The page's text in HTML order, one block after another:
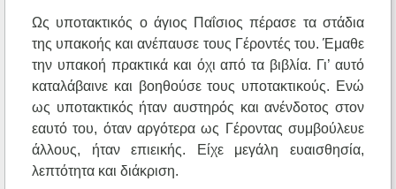
Ως υποτακτικός ο άγιος Παΐσιος πέρασε τα στάδια
της υπακοής και ανέπαυσε τους Γέροντές του. Έμαθε
την υπακοή πρακτικά και όχι από τα βιβλία. Γι’ αυτό
καταλάβαινε και βοηθούσε τους υποτακτικούς. Ενώ
ως υποτακτικός ήταν αυστηρός και ανένδοτος στον
εαυτό του, όταν αργότερα ως Γέροντας συμβούλευε
άλλους, ήταν επιεικής. Είχε μεγάλη ευαισθησία,
λεπτότητα και διάκριση.